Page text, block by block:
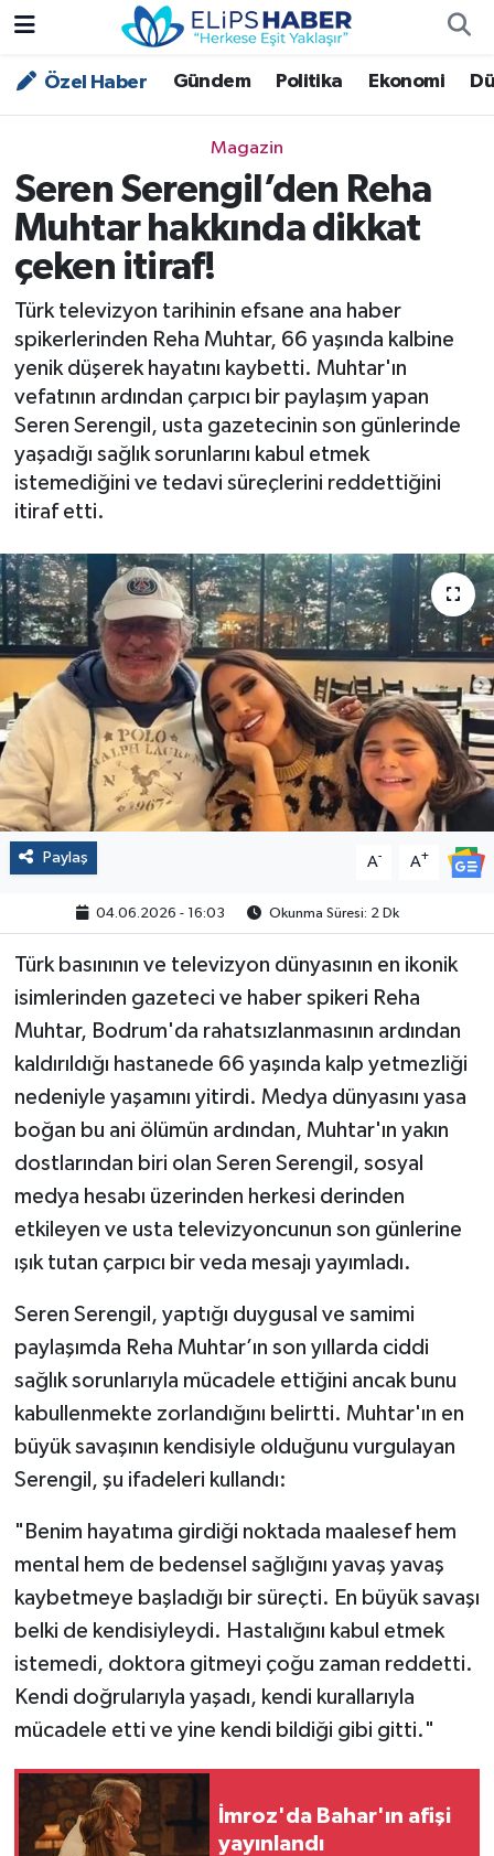
Özel Haber Gündem Politika Ekonomi
Magazin
Seren Serengil’den Reha
Muhtar hakkında dikkat
çeken itiraf!
Türk televizyon tarihinin efsane ana haber
spikerlerinden Reha Muhtar, 66 yaşında kalbine
yenik düşerek hayatını kaybetti. Muhtar'ın
vefatının ardından çarpıcı bir paylaşım yapan
Seren Serengil, usta gazetecinin son günlerinde
yaşadığı sağlık sorunlarını kabul etmek
istemediğini ve tedavi süreçlerini reddettiğini
itiraf etti.
Paylaş A- A+
04.06.2026 - 16:03 Okunma Süresi: 2 Dk
Türk basınının ve televizyon dünyasının en ikonik
isimlerinden gazeteci ve haber spikeri Reha
Muhtar, Bodrum'da rahatsızlanmasının ardından
kaldırıldığı hastanede 66 yaşında kalp yetmezliği
nedeniyle yaşamını yitirdi. Medya dünyasını yasa
boğan bu ani ölümün ardından, Muhtar'ın yakın
dostlarından biri olan Seren Serengil, sosyal
medya hesabı üzerinden herkesi derinden
etkileyen ve usta televizyoncunun son günlerine
ışık tutan çarpıcı bir veda mesajı yayımladı.
Seren Serengil, yaptığı duygusal ve samimi
paylaşımda Reha Muhtar’ın son yıllarda ciddi
sağlık sorunlarıyla mücadele ettiğini ancak bunu
kabullenmekte zorlandığını belirtti. Muhtar'ın en
büyük savaşının kendisiyle olduğunu vurgulayan
Serengil, şu ifadeleri kullandı:
"Benim hayatıma girdiği noktada maalesef hem
mental hem de bedensel sağlığını yavaş yavaş
kaybetmeye başladığı bir süreçti. En büyük savaşı
belki de kendisiyleydi. Hastalığını kabul etmek
istemedi, doktora gitmeyi çoğu zaman reddetti.
Kendi doğrularıyla yaşadı, kendi kurallarıyla
mücadele etti ve yine kendi bildiği gibi gitti."
İmroz'da Bahar'ın afişi
yayınlandı
Özel Haber
Asayiş
Bilim - Teknoloji
Çevre - İklim
Dünya
Kültür - Sanat
Magazin
Sağlık
Spor
Yaşam
Çalışma Hayatı
Kadın
Yurt
Nöbetçi Eczaneler
Trafik Durumu
Süper Lig Puan Durumu ve Fikstür
Tüm Manşetler
Son Dakika Haberleri